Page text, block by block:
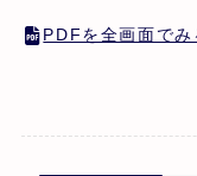
PDFを全画面でみ